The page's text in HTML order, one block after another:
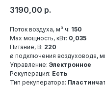
3190,00 р.
Поток воздуха, м³ ч: 150
Max мощность, кВт: 0,035
Питание, В: 220
ø подключения воздуховода,
Управление: Электронное
Рекуперация: Есть
Тип рекуператора: